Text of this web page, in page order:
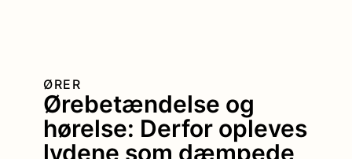
Ørebetændelse og
hørelse: Derfor opleves
lydene som dæmpede
ØRER